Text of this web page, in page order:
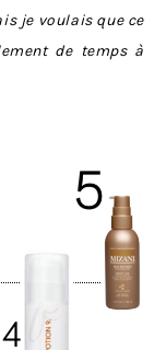
je voulais que ce
de temps à